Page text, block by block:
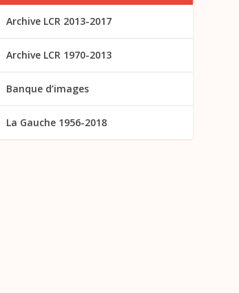
Archive LCR 2013-2017
Archive LCR 1970-2013
Banque d’images
La Gauche 1956-2018